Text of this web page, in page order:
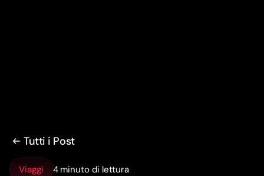
Tutti i Post
Viaggi 4 minuto di lettura